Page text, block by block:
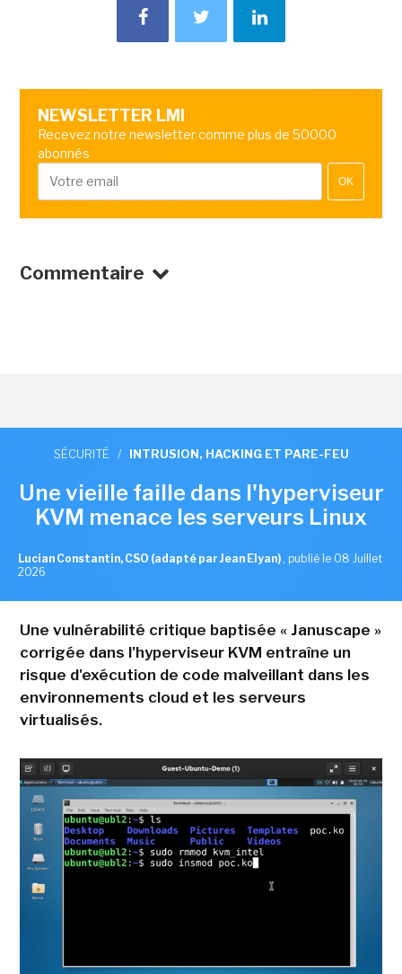
NEWSLETTER LMI
Recevez notre newsletter comme plus de 50000
abonnés
OK
Commentaire
SÉCURITÉ / INTRUSION, HACKING ET PARE-FEU
Une vieille faille dans l'hyperviseur
KVM menace les serveurs Linux
Lucian Constantin, CSO (adapté par Jean Elyan) , publié le 08 Juillet
2026
Une vulnérabilité critique baptisée « Januscape »
corrigée dans l'hyperviseur KVM entraîne un
risque d'exécution de code malveillant dans les
environnements cloud et les serveurs
virtualisés.